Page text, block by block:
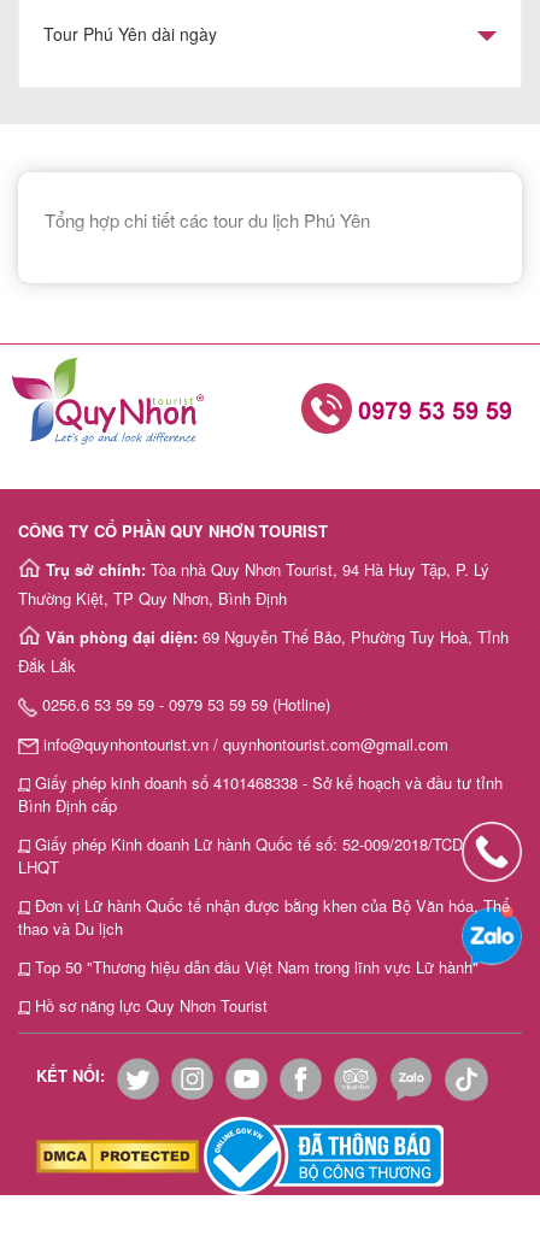
Tour Phú Yên dài ngày
Tổng hợp chi tiết các tour du lịch Phú Yên
CÔNG TY CỔ PHẦN QUY NHƠN TOURIST
Trụ sở chính: Tòa nhà Quy Nhơn Tourist, 94 Hà Huy Tập, P. Lý
Thường Kiệt, TP Quy Nhơn, Bình Định
Văn phòng đại diện: 69 Nguyễn Thế Bảo, Phường Tuy Hoà, Tỉnh
Đắk Lắk
0256.6 53 59 59 - 0979 53 59 59 (Hotline)
info@quynhontourist.vn / quynhontourist.com@gmail.com
Giấy phép kinh doanh số 4101468338 - Sở kế hoạch và đầu tư tỉnh
Bình Định cấp
Giấy phép Kinh doanh Lữ hành Quốc tế số: 52-009/2018/TCDL-GP
LHQT
Đơn vị Lữ hành Quốc tế nhận được bằng khen của Bộ Văn hóa, Thể
thao và Du lịch
Top 50 "Thương hiệu dẫn đầu Việt Nam trong lĩnh vực Lữ hành"
Hồ sơ năng lực Quy Nhơn Tourist
KẾT NỐI: